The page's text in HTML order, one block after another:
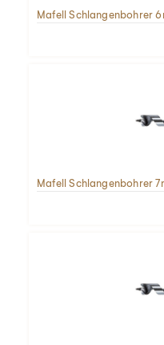
Mafell Schlangenbohrer
Mafell Schlangenbohrer